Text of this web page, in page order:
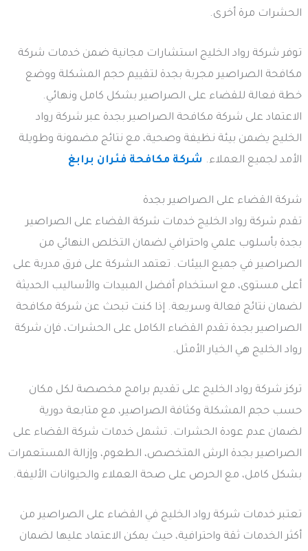
الحشرات مرة أخرى.
توفر شركة رواد الخليج استشارات مجانية ضمن خدمات شركة
مكافحة الصراصير مجربة بجدة لتقييم حجم المشكلة ووضع
خطة فعالة للقضاء على الصراصير بشكل كامل ونهائي.
الاعتماد على شركة مكافحة الصراصير بجدة عبر شركة رواد
الخليج يضمن بيئة نظيفة وصحية، مع نتائج مضمونة وطويلة
الأمد لجميع العملاء. شركة مكافحة فئران برابغ
شركة القضاء على الصراصير بجدة
تقدم شركة رواد الخليج خدمات شركة القضاء على الصراصير
بجدة بأسلوب علمي واحترافي لضمان التخلص النهائي من
الصراصير في جميع البيئات. تعتمد الشركة على فرق مدربة على
أعلى مستوى، مع استخدام أفضل المبيدات والأساليب الحديثة
لضمان نتائج فعالة وسريعة. إذا كنت تبحث عن شركة مكافحة
الصراصير بجدة تقدم القضاء الكامل على الحشرات، فإن شركة
رواد الخليج هي الخيار الأمثل.
تركز شركة رواد الخليج على تقديم برامج مخصصة لكل مكان
حسب حجم المشكلة وكثافة الصراصير، مع متابعة دورية
لضمان عدم عودة الحشرات. تشمل خدمات شركة القضاء على
الصراصير بجدة الرش المتخصص، الطعوم، وإزالة المستعمرات
بشكل كامل، مع الحرص على صحة العملاء والحيوانات الأليفة.
تعتبر خدمات شركة رواد الخليج في القضاء على الصراصير من
أكثر الخدمات ثقة واحترافية، حيث يمكن الاعتماد عليها لضمان